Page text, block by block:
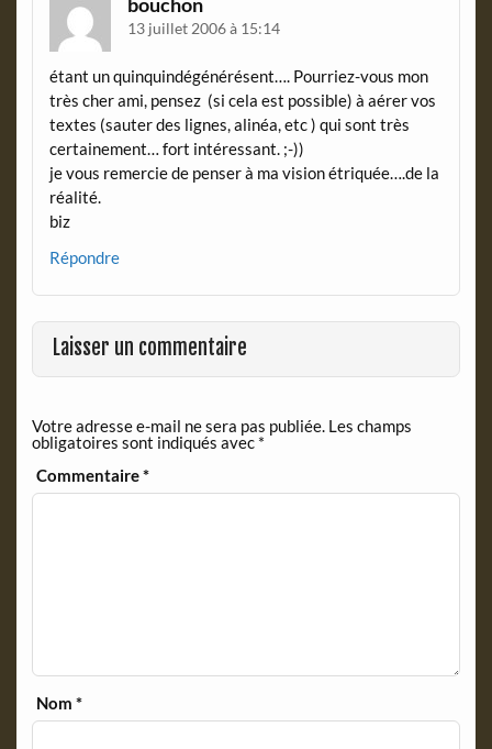
13 juillet 2006 à 15:14
étant un quinquindégénérésent…. Pourriez-vous mon
très cher ami, pensez (si cela est possible) à aérer vos
textes (sauter des lignes, alinéa, etc ) qui sont très
certainement… fort intéressant. ;-))
je vous remercie de penser à ma vision étriquée….de la
réalité.
biz
Répondre
Laisser un commentaire
Votre adresse e-mail ne sera pas publiée. Les champs
obligatoires sont indiqués avec *
Commentaire*
Nom*